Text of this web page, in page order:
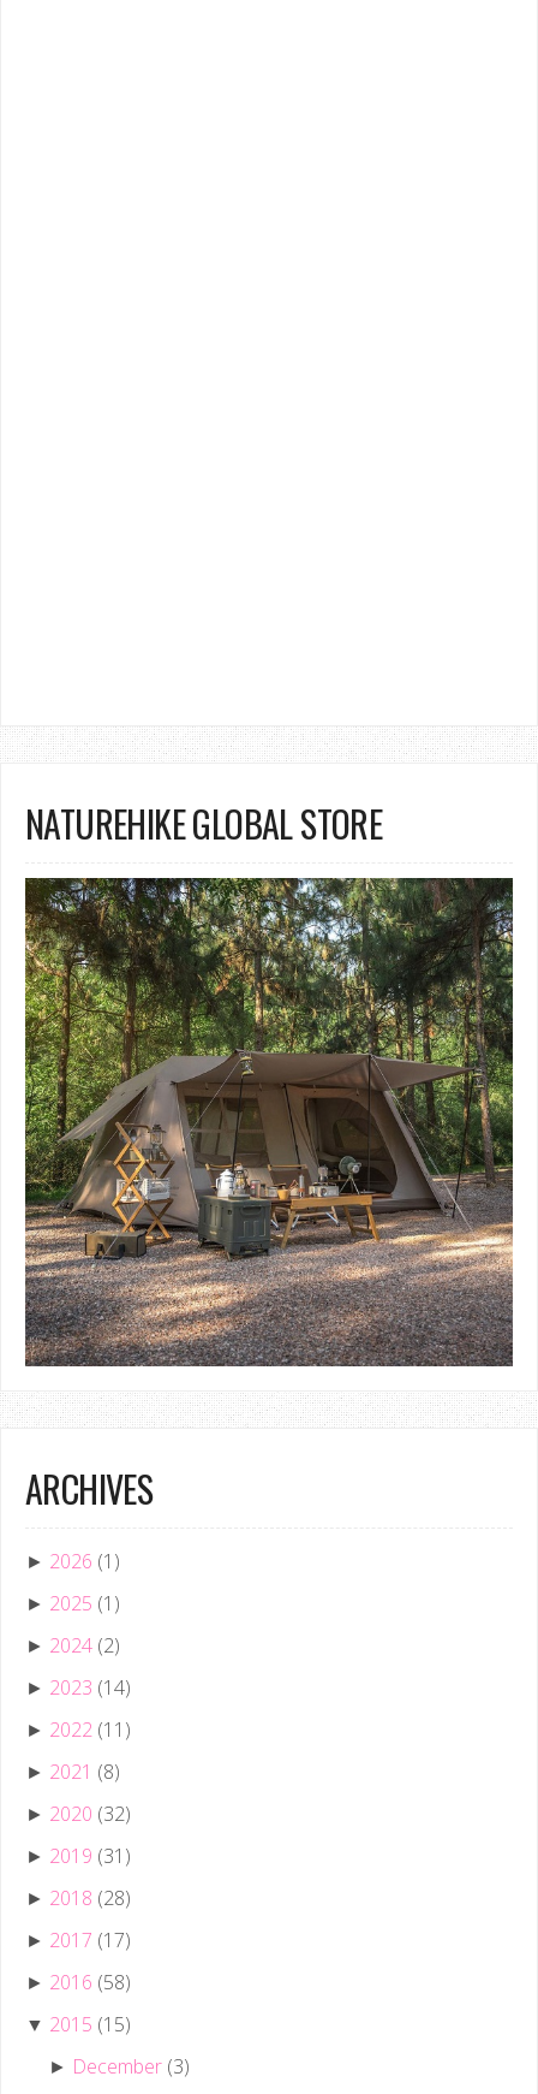
NATUREHIKE GLOBAL STORE
ARCHIVES
► 2026 (1)
► 2025 (1)
► 2024 (2)
► 2023 (14)
► 2022 (11)
► 2021 (8)
► 2020 (32)
► 2019 (31)
► 2018 (28)
► 2017 (17)
► 2016 (58)
▼ 2015 (15)
► December (3)